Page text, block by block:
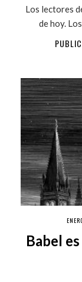
Los lectores
de hoy.
Babel